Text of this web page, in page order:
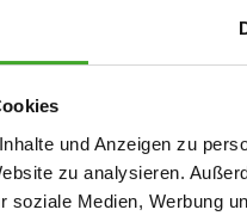
und Anzeigen zu
zu analysieren.
soziale Medien, Werbung
Schwarz
Mehr